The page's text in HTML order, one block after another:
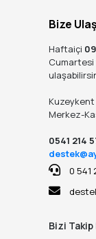
Bize
Haftaiçi
Cumartesi
Kuzeykent
Merkez-
0541 214
0 541
Bizi Takip